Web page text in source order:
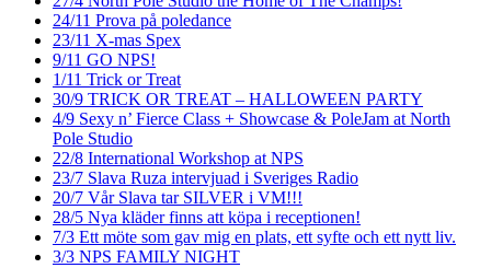
24/11 Prova på poledance
23/11 X-mas Spex
9/11 GO NPS!
1/11 Trick or Treat
30/9 TRICK OR TREAT – HALLOWEEN PARTY
4/9 Sexy n’ Fierce Class + Showcase & PoleJam at North
Pole Studio
22/8 International Workshop at NPS
23/7 Slava Ruza intervjuad i Sveriges Radio
20/7 Vår Slava tar SILVER i VM!!!
28/5 Nya kläder finns att köpa i receptionen!
7/3 Ett möte som gav mig en plats, ett syfte och ett nytt liv.
3/3 NPS FAMILY NIGHT